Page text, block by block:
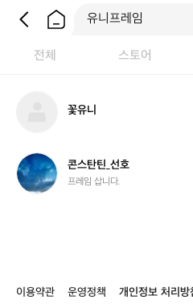
전체 스토어
꽃유니
콘
스
탄
콘스탄틴_선호
프레임 삽니다.
이용약관 운영정책 개인정보 처리방